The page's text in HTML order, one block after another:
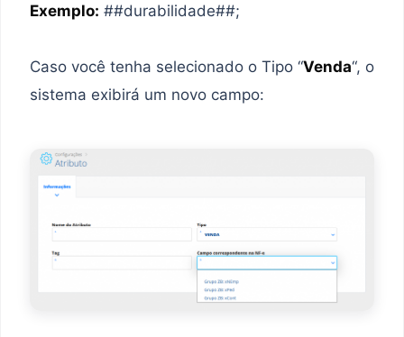
Exemplo: ##durabilidade##;
Caso você tenha selecionado o Tipo “Venda“, o
sistema exibirá um novo campo: